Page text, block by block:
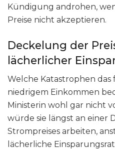
Kündigung androhen,
Preise nicht akzeptieren.
Deckelung der
lächerlicher
Welche Katastrophen das
niedrigem Einkommen
Ministerin wohl gar nicht
würde sie längst an einer
Strompreises arbeiten,
lächerliche